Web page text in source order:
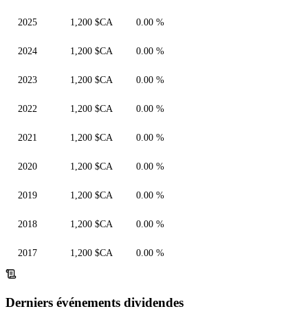
2025 1,200 $CA 0.00 %
2024 1,200 $CA 0.00 %
2023 1,200 $CA 0.00 %
2022 1,200 $CA 0.00 %
2021 1,200 $CA 0.00 %
2020 1,200 $CA 0.00 %
2019 1,200 $CA 0.00 %
2018 1,200 $CA 0.00 %
2017 1,200 $CA 0.00 %
Derniers événements dividendes